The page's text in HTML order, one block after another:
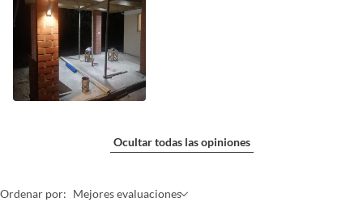
Ocultar todas las opiniones
Ordenar por: Mejores evaluaciones